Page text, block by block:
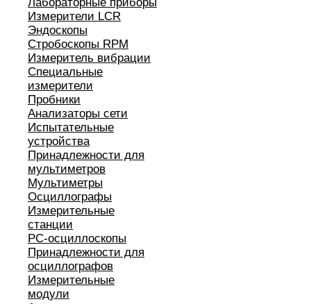
Измерители LCR
Эндоскопы
Стробоскопы RPM
Измеритель вибрации
Специальные
измерители
Пробники
Анализаторы сети
Испытательные
устройства
Принадлежности для
мультиметров
Мультиметры
Осциллографы
Измерительные
станции
РС-осциллоскопы
Принадлежности для
осциллографов
Измерительные
модули